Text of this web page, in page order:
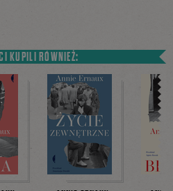
KUPILI RÓWNIEŻ: